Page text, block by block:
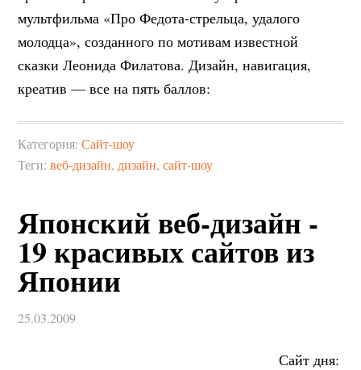
мультфильма «Про Федота-стрельца, удалого
молодца», созданного по мотивам известной
сказки Леонида Филатова. Дизайн, навигация,
креатив — все на пять баллов:
Категория:Сайт-шоу
Теги:веб-дизайн, дизайн,сайт-шоу
Японский веб-дизайн -
19 красивых сайтов из
Японии
25.03.2009
Сайт дня: